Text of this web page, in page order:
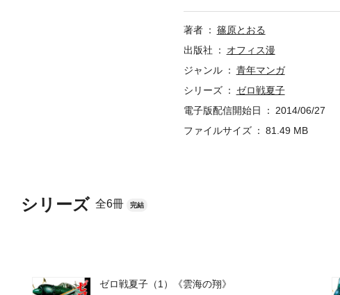
シリーズ 全6冊 完結
ゼロ戦夏子（1）《雲海の翔》
いく決意をする。戦中と戦後の混
著者
篠原とおる
出版社
オフィス漫
ジャンル
青年マンガ
シリーズ
ゼロ戦夏子
電子版配信開始日
2014/06/27
ファイルサイズ
81.49 MB